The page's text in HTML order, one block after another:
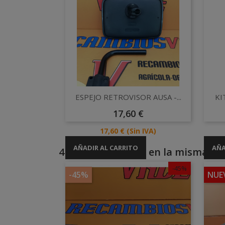
Vista rápida
ESPEJO RETROVISOR AUSA -...
Precio
17,60 €
Precio
17,60 € (Sin IVA)
AÑADIR AL CARRITO
4 otros productos en la misma
-45%
-45%